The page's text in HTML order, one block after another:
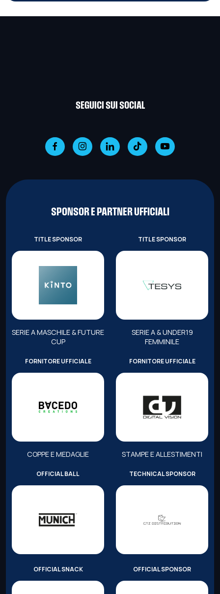
SEGUICI SUI SOCIAL
SPONSOR E PARTNER UFFICIALI
TITLE SPONSOR
SERIE A MASCHILE & FUTURE
CUP
TITLE SPONSOR
SERIE A & UNDER19
FEMMINILE
FORNITORE UFFICIALE
COPPE E MEDAGLIE
FORNITORE UFFICIALE
STAMPE E ALLESTIMENTI
OFFICIAL BALL TECHNICAL SPONSOR
OFFICIAL SNACK OFFICIAL SPONSOR